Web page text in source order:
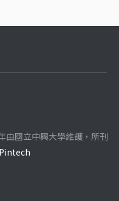
國立中興大學維護，所刊